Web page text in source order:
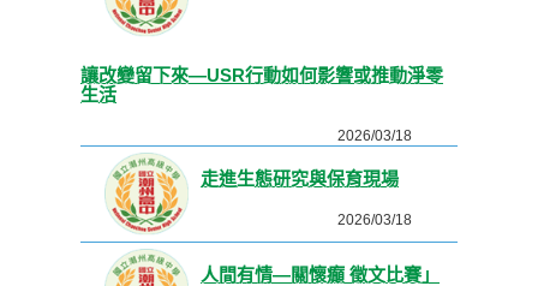
讓改變留下來—USR行動如何影響或推動淨零
生活
2026/03/18
走進生態研究與保育現場
2026/03/18
人間有情—關懷癲 徵文比賽」